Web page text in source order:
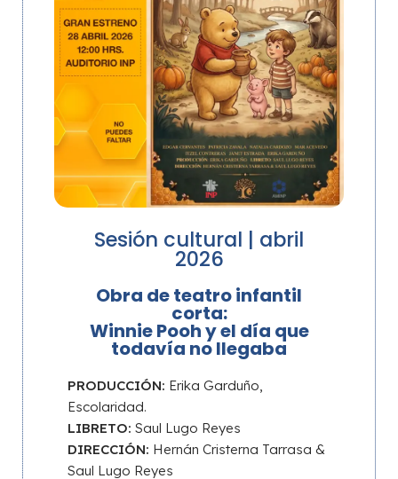
Sesión cultural | abril
2026
Obra de teatro infantil
corta:
Winnie Pooh y el día que
todavía no llegaba
PRODUCCIÓN: Erika Garduño,
Escolaridad.
LIBRETO: Saul Lugo Reyes
DIRECCIÓN: Hernán Cristerna Tarrasa &
Saul Lugo Reyes